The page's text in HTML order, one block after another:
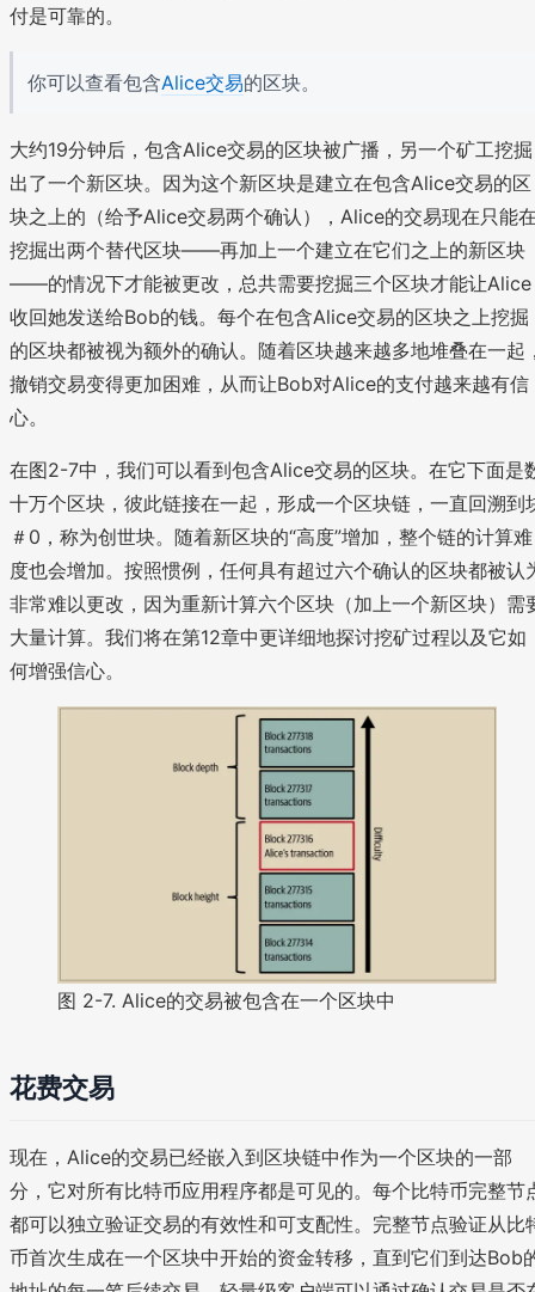
付是可靠的。
你可以查看包含Alice交易的区块。
大约19分钟后，包含Alice交易的区块被广播，另一个矿工挖掘
出了一个新区块。因为这个新区块是建立在包含Alice交易的区
块之上的（给予Alice交易两个确认），Alice的交易现在只能
挖掘出两个替代区块——再加上一个建立在它们之上的新区块
——的情况下才能被更改，总共需要挖掘三个区块才能让Alice
收回她发送给Bob的钱。每个在包含Alice交易的区块之上挖掘
的区块都被视为额外的确认。随着区块越来越多地堆叠在一起
撤销交易变得更加困难，从而让Bob对Alice的支付越来越有信
心。
在图2-7中，我们可以看到包含Alice交易的区块。在它下面是
十万个区块，彼此链接在一起，形成一个区块链，一直回溯到
＃0，称为创世块。随着新区块的“高度”增加，整个链的计算难
度也会增加。按照惯例，任何具有超过六个确认的区块都被认
非常难以更改，因为重新计算六个区块（加上一个新区块）需
大量计算。我们将在第12章中更详细地探讨挖矿过程以及它如
何增强信心。
图 2-7. Alice的交易被包含在一个区块中
花费交易
现在，Alice的交易已经嵌入到区块链中作为一个区块的一部
分，它对所有比特币应用程序都是可见的。每个比特币完整节
都可以独立验证交易的有效性和可支配性。完整节点验证从比
币首次生成在一个区块中开始的资金转移，直到它们到达Bob